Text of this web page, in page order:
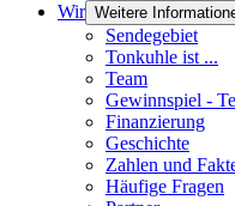
Wir Weitere
Sendegebiet
Tonkuhle ist ...
Team
Gewinnspiel -
Finanzierung
Geschichte
Zahlen und
Häufige Fragen